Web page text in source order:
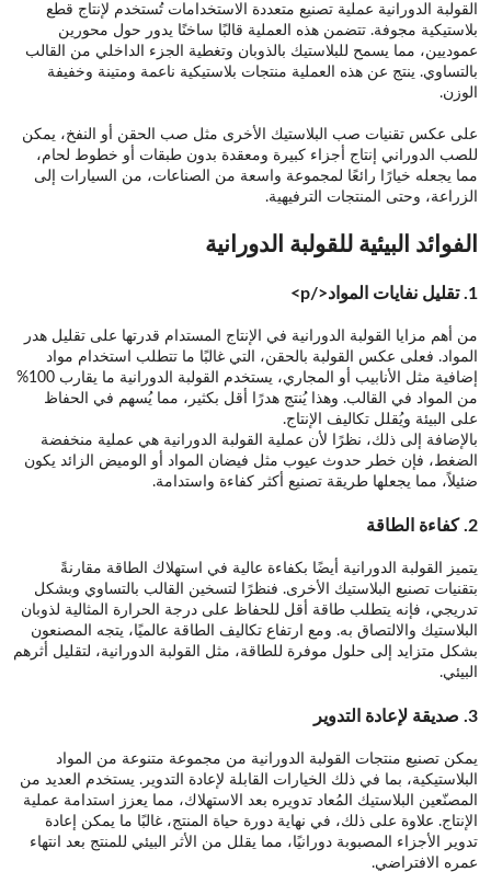
القولبة الدورانية عملية تصنيع متعددة الاستخدامات تُستخدم لإنتاج قطع
بلاستيكية مجوفة. تتضمن هذه العملية قالبًا ساخنًا يدور حول محورين
عموديين، مما يسمح للبلاستيك بالذوبان وتغطية الجزء الداخلي من القالب
بالتساوي. ينتج عن هذه العملية منتجات بلاستيكية ناعمة ومتينة وخفيفة
الوزن.
على عكس تقنيات صب البلاستيك الأخرى مثل صب الحقن أو النفخ، يمكن
للصب الدوراني إنتاج أجزاء كبيرة ومعقدة بدون طبقات أو خطوط لحام،
مما يجعله خيارًا رائعًا لمجموعة واسعة من الصناعات، من السيارات إلى
الزراعة، وحتى المنتجات الترفيهية.
الفوائد البيئية للقولبة الدورانية
1. تقليل نفايات المواد</p>
من أهم مزايا القولبة الدورانية في الإنتاج المستدام قدرتها على تقليل هدر
المواد. فعلى عكس القولبة بالحقن، التي غالبًا ما تتطلب استخدام مواد
إضافية مثل الأنابيب أو المجاري، يستخدم القولبة الدورانية ما يقارب 100%
من المواد في القالب. وهذا يُنتج هدرًا أقل بكثير، مما يُسهم في الحفاظ
على البيئة ويُقلل تكاليف الإنتاج.
بالإضافة إلى ذلك، نظرًا لأن عملية القولبة الدورانية هي عملية منخفضة
الضغط، فإن خطر حدوث عيوب مثل فيضان المواد أو الوميض الزائد يكون
ضئيلاً، مما يجعلها طريقة تصنيع أكثر كفاءة واستدامة.
2. كفاءة الطاقة
يتميز القولبة الدورانية أيضًا بكفاءة عالية في استهلاك الطاقة مقارنةً
بتقنيات تصنيع البلاستيك الأخرى. فنظرًا لتسخين القالب بالتساوي وبشكل
تدريجي، فإنه يتطلب طاقة أقل للحفاظ على درجة الحرارة المثالية لذوبان
البلاستيك والالتصاق به. ومع ارتفاع تكاليف الطاقة عالميًا، يتجه المصنعون
بشكل متزايد إلى حلول موفرة للطاقة، مثل القولبة الدورانية، لتقليل أثرهم
البيئي.
3. صديقة لإعادة التدوير
يمكن تصنيع منتجات القولبة الدورانية من مجموعة متنوعة من المواد
البلاستيكية، بما في ذلك الخيارات القابلة لإعادة التدوير. يستخدم العديد من
المصنّعين البلاستيك المُعاد تدويره بعد الاستهلاك، مما يعزز استدامة عملية
الإنتاج. علاوة على ذلك، في نهاية دورة حياة المنتج، غالبًا ما يمكن إعادة
تدوير الأجزاء المصبوبة دورانيًا، مما يقلل من الأثر البيئي للمنتج بعد انتهاء
عمره الافتراضي.